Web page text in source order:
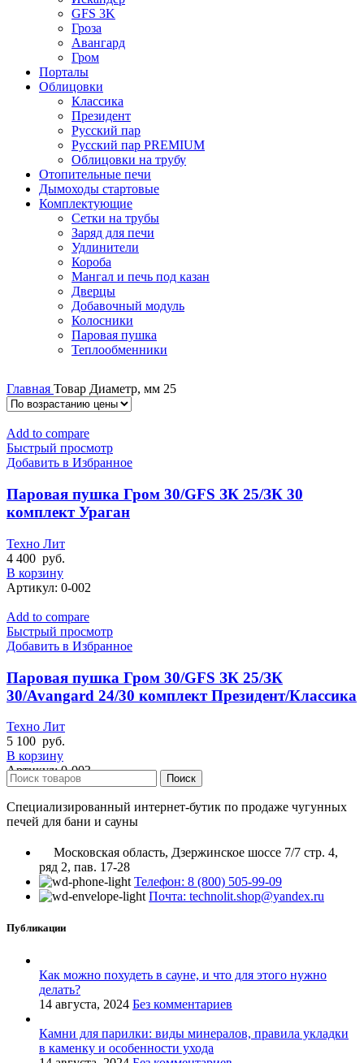
GFS 3K
Гроза
Авангард
Гром
Порталы
Облицовки
Классика
Президент
Русский пар
Русский пар PREMIUM
Облицовки на трубу
Отопительные печи
Дымоходы стартовые
Комплектующие
Сетки на трубы
Заряд для печи
Удлинители
Короба
Мангал и печь под казан
Дверцы
Добавочный модуль
Колосники
Паровая пушка
Теплообменники
Главная Товар Диаметр, мм 25
Add to compare
Быстрый просмотр
Добавить в Избранное
Паровая пушка Гром 30/GFS ЗК 25/ЗК 30
комплект Ураган
Техно Лит
4 400 руб.
В корзину
Артикул: 0-002
Add to compare
Быстрый просмотр
Добавить в Избранное
Паровая пушка Гром 30/GFS ЗК 25/ЗК
30/Avangard 24/30 комплект Президент/Классика
Техно Лит
5 100 руб.
В корзину
Артикул:0-003
Поиск
Специализированный интернет-бутик по продаже чугунных
печей для бани и сауны
Московская область, Дзержинское шоссе 7/7 стр. 4,
ряд 2, пав. 17-28
Телефон: 8 (800) 505-99-09
Почта: technolit.shop@yandex.ru
Публикации
Как можно похудеть в сауне, и что для этого нужно
делать?
14 августа, 2024 Без комментариев
Камни для парилки: виды минералов, правила укладки
в каменку и особенности ухода